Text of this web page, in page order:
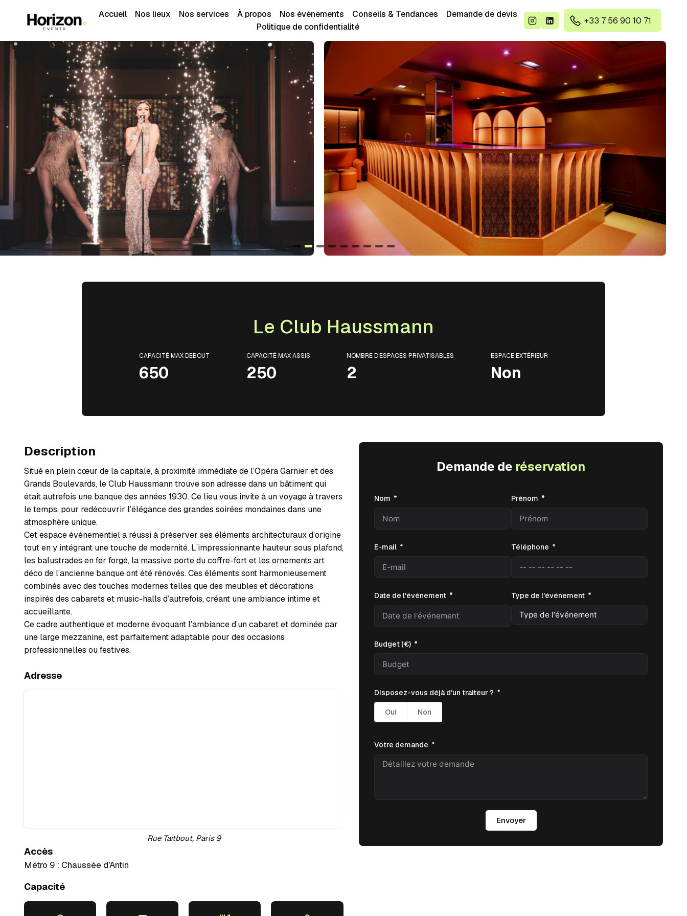
Accueil Nos lieux Nos services À propos Nos événements Conseils & Tendances
Demande de devis
Politique de confidentialité
+33 7 56 90 10 71
Le Club Haussmann
CAPACITÉ MAX DEBOUT
650
CAPACITÉ MAX ASSIS
250
NOMBRE D'ESPACES PRIVATISABLES
2
ESPACE EXTÉRIEUR
Non
Description
Situé en plein cœur de la capitale, à proximité immédiate de l’Opéra Garnier et des
Grands Boulevards, le Club Haussmann trouve son adresse dans un bâtiment qui
était autrefois une banque des années 1930. Ce lieu vous invite à un voyage à travers
le temps, pour redécouvrir l’élégance des grandes soirées mondaines dans une
atmosphère unique.
Cet espace événementiel a réussi à préserver ses éléments architecturaux d’origine
tout en y intégrant une touche de modernité. L’impressionnante hauteur sous plafond,
les balustrades en fer forgé, la massive porte du coffre-fort et les ornements art
déco de l’ancienne banque ont été rénovés. Ces éléments sont harmonieusement
combinés avec des touches modernes telles que des meubles et décorations
inspirés des cabarets et music-halls d’autrefois, créant une ambiance intime et
accueillante.
Ce cadre authentique et moderne évoquant l’ambiance d’un cabaret et dominée par
une large mezzanine, est parfaitement adaptable pour des occasions
professionnelles ou festives.
Adresse
Rue Taitbout, Paris 9
Accès
Métro 9 : Chaussée d'Antin
Capacité
Demande de réservation
Nom Prénom
E-mail Téléphone
Date de l'événement Type de l'événement
Budget (€)
Disposez-vous déjà d'un traiteur ?
Oui Non
Votre demande
Envoyer